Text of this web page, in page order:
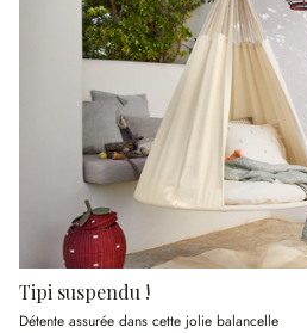
Tipi suspendu !
Détente assurée dans cette jolie balancelle